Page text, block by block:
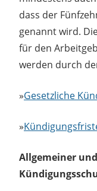
dass der
genannt wird.
für den
werden durch
»Gesetzliche
»
Allgemeiner